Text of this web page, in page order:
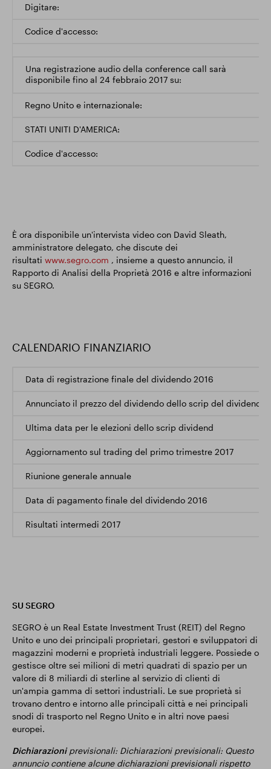
Digitare:
Codice d'accesso:
Una registrazione audio della conference call sarà
disponibile fino al 24 febbraio 2017 su:
Regno Unito e internazionale:
STATI UNITI D'AMERICA:
Codice d'accesso:
È ora disponibile un'intervista video con David Sleath,
amministratore delegato, che discute dei
risultati www.segro.com , insieme a questo annuncio, il
Rapporto di Analisi della Proprietà 2016 e altre informazioni
su SEGRO.
CALENDARIO FINANZIARIO
Data di registrazione finale del dividendo 2016
Annunciato il prezzo del dividendo dello scrip del dividendo
Ultima data per le elezioni dello scrip dividend
Aggiornamento sul trading del primo trimestre 2017
Riunione generale annuale
Data di pagamento finale del dividendo 2016
Risultati intermedi 2017
SU SEGRO
SEGRO è un Real Estate Investment Trust (REIT) del Regno
Unito e uno dei principali proprietari, gestori e sviluppatori di
magazzini moderni e proprietà industriali leggere. Possiede o
gestisce oltre sei milioni di metri quadrati di spazio per un
valore di 8 miliardi di sterline al servizio di clienti di
un'ampia gamma di settori industriali. Le sue proprietà si
trovano dentro e intorno alle principali città e nei principali
snodi di trasporto nel Regno Unito e in altri nove paesi
europei.
Dichiarazioniprevisionali: Dichiarazioni previsionali: Questo
annuncio contiene alcune dichiarazioni previsionali rispetto